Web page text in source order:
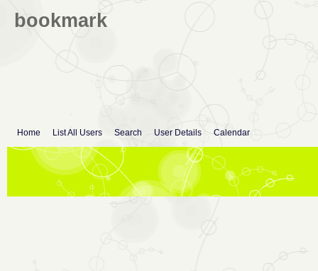
bookmark
Home List All Users Search User Details Calendar